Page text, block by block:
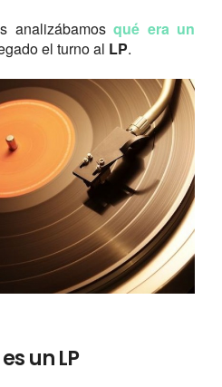
analizábamosqué era un
el turno al LP.
un LP